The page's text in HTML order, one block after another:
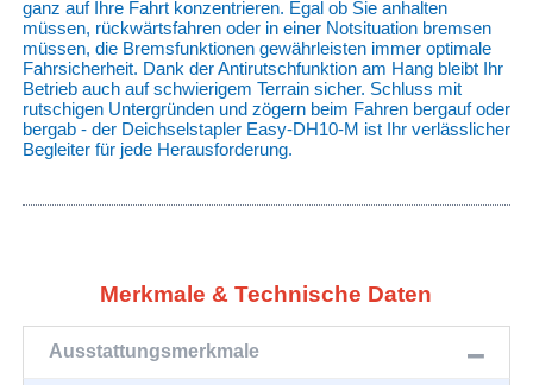
ganz auf Ihre Fahrt konzentrieren. Egal ob Sie anhalten
müssen, rückwärtsfahren oder in einer Notsituation bremsen
müssen, die Bremsfunktionen gewährleisten immer optimale
Fahrsicherheit. Dank der Antirutschfunktion am Hang bleibt Ihr
Betrieb auch auf schwierigem Terrain sicher. Schluss mit
rutschigen Untergründen und zögern beim Fahren bergauf oder
bergab - der Deichselstapler Easy-DH10-M ist Ihr verlässlicher
Begleiter für jede Herausforderung.
Merkmale & Technische Daten
Ausstattungsmerkmale